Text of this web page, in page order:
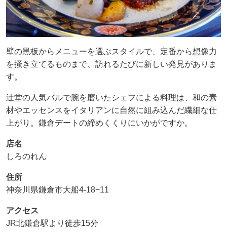
壁の黒板からメニューを選ぶスタイルで、定番から想像力
を掻き立てるものまで、訪れるたびに新しい発見がありま
す。
辻堂の人気バルで腕を磨いたシェフによる料理は、和の素
材やエッセンスをイタリアンに自然に組み込んだ繊細な仕
上がり。鎌倉デートの締めくくりにいかがですか。
店名
しろのれん
住所
神奈川県鎌倉市大船4-18−11
アクセス
JR北鎌倉駅より徒歩15分